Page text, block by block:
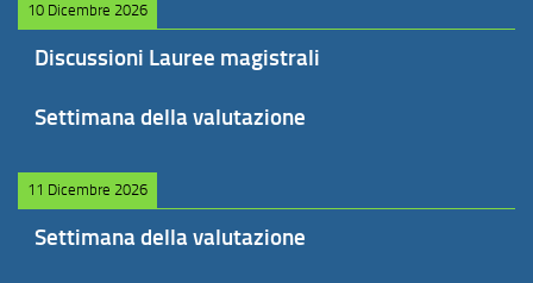
10 Dicembre 2026
Discussioni Lauree magistrali
Settimana della valutazione
11 Dicembre 2026
Settimana della valutazione